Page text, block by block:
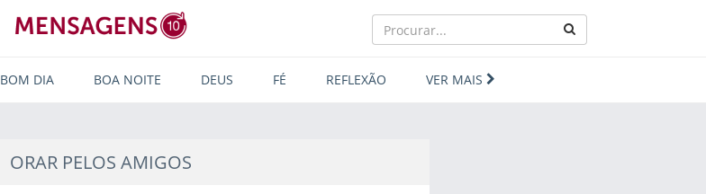
BOM DIA BOA NOITE DEUS FÉ REFLEXÃO VER MAIS
ORAR PELOS AMIGOS